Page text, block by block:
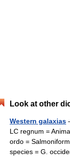
Look at other
Western galaxias
LC regnum =
ordo =
species = G.